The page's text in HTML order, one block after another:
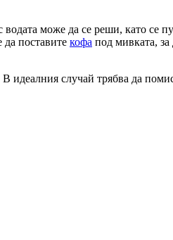
водата може да се реши, като се
поставите кофа под мивката, за
идеалния случай трябва да